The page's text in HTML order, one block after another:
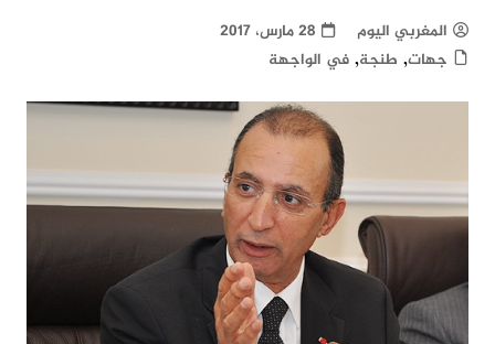
المغربي اليوم
28 مارس، 2017
جهات, طنجة, في الواجهة